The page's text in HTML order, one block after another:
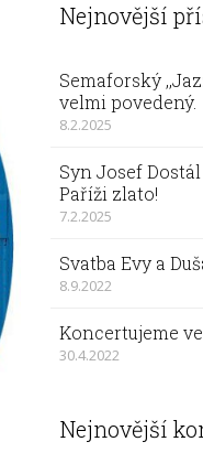
Nejnovější
Semaforský
velmi povedený.
8.2.2025
Syn Josef
Paříži zlato!
7.2.2025
Svatba Evy a
8.9.2022
Koncertujeme
30.4.2022
Nejnovější